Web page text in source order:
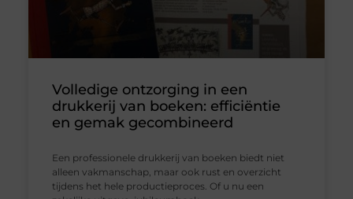
Volledige ontzorging in een
drukkerij van boeken: efficiëntie
en gemak gecombineerd
Een professionele drukkerij van boeken biedt niet
alleen vakmanschap, maar ook rust en overzicht
tijdens het hele productieproces. Of u nu een